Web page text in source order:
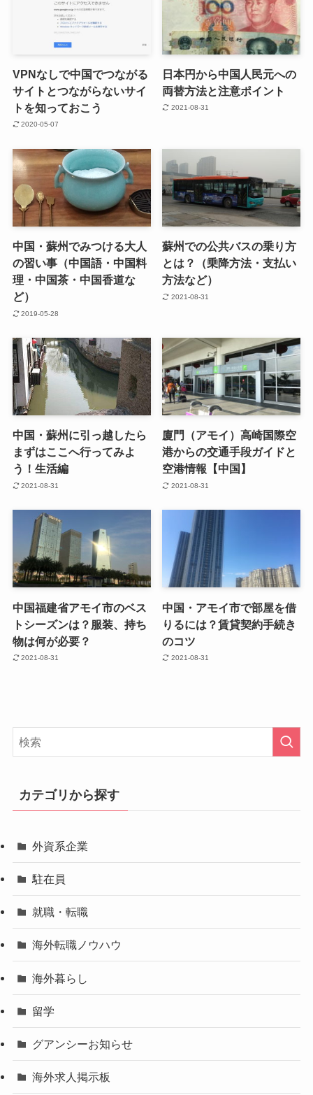
VPNなしで中国でつながる
サイトとつながらないサイ
トを知っておこう
2020-05-07
日本円から中国人民元への
両替方法と注意ポイント
2021-08-31
中国・蘇州でみつける大人
の習い事（中国語・中国料
理・中国茶・中国香道な
ど）
2019-05-28
蘇州での公共バスの乗り方
とは？（乗降方法・支払い
方法など）
2021-08-31
中国・蘇州に引っ越したら
まずはここへ行ってみよ
う！生活編
2021-08-31
廈門（アモイ）高崎国際空
港からの交通手段ガイドと
空港情報【中国】
2021-08-31
中国福建省アモイ市のベス
トシーズンは？服装、持ち
物は何が必要？
2021-08-31
中国・アモイ市で部屋を借
りるには？賃貸契約手続き
のコツ
2021-08-31
カテゴリから探す
外資系企業
駐在員
就職・転職
海外転職ノウハウ
海外暮らし
留学
グアンシーお知らせ
海外求人掲示板